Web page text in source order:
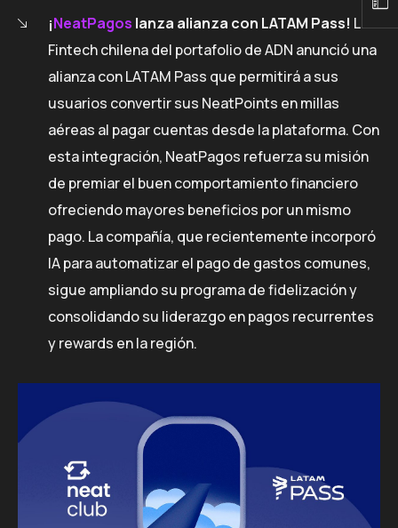
¡NeatPagos lanza alianza con LATAM Pass! La
Fintech chilena del portafolio de ADN anunció una
alianza con LATAM Pass que permitirá a sus
usuarios convertir sus NeatPoints en millas
aéreas al pagar cuentas desde la plataforma. Con
esta integración, NeatPagos refuerza su misión
de premiar el buen comportamiento financiero
ofreciendo mayores beneficios por un mismo
pago. La compañía, que recientemente incorporó
IA para automatizar el pago de gastos comunes,
sigue ampliando su programa de fidelización y
consolidando su liderazgo en pagos recurrentes
y rewards en la región.